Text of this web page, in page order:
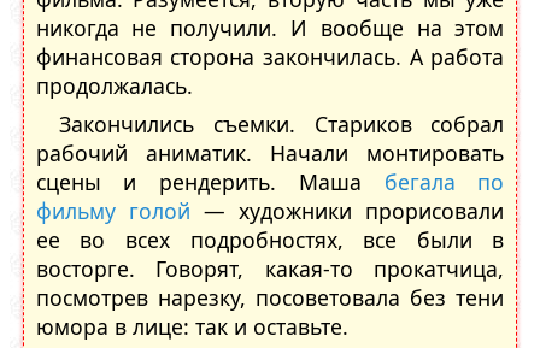
никогда не получили. И вообще на этом
финансовая сторона закончилась. А работа
продолжалась.
Закончились съемки. Стариков собрал
рабочий аниматик. Начали монтировать
сцены и рендерить. Маша бегала по
фильму голой — художники прорисовали
ее во всех подробностях, все были в
восторге. Говорят, какая-то прокатчица,
посмотрев нарезку, посоветовала без тени
юмора в лице: так и оставьте.